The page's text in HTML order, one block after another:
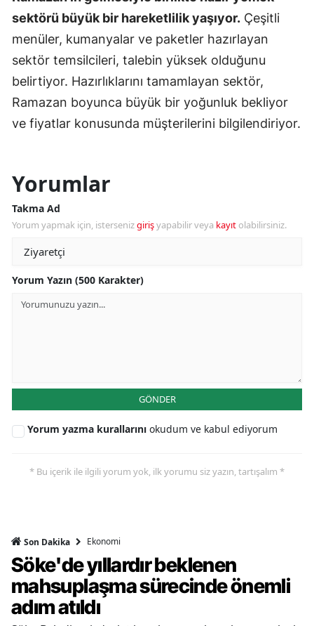
sektörü büyük bir hareketlilik yaşıyor. Çeşitli
menüler, kumanyalar ve paketler hazırlayan
sektör temsilcileri, talebin yüksek olduğunu
belirtiyor. Hazırlıklarını tamamlayan sektör,
Ramazan boyunca büyük bir yoğunluk bekliyor
ve fiyatlar konusunda müşterilerini bilgilendiriyor.
Yorumlar
Takma Ad
Yorum yapmak için, istersenizgirişyapabilir veya kayıt olabilirsiniz.
Yorum Yazın (500 Karakter)
GÖNDER
Yorum yazma kurallarını okudum ve kabul ediyorum
* Bu içerik ile ilgili yorum yok, ilk yorumu siz yazın, tartışalım *
Son Dakika Ekonomi
Söke'de yıllardır beklenen
mahsuplaşma sürecinde önemli
adım atıldı